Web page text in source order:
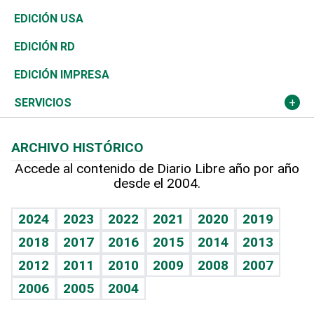
Reportajes
África
Ocenanía
Caribe
Resto del mundo
Vivienda
Telecom.
Global y variable
Economía personal
Buena Vida
Sociales
Novedades
Podcast Arte Libre
Hablando con el pediatra
Vida y familia
Eñe
Celebrando la vida
Sin complejos
Ciclismo
Tenis
Olimpismo
Más deportes
TBT Deportivo
En Directo
El Espía
Noticiero Poteleche
Columnistas
Más firmas
Tecnología
Historia
Martes de tecnología
Cambio climático
Economía
Revista
Deportes
Opinión
Hecho en casa
Guía del dinero
EDICIÓN USA
EDICIÓN RD
EDICIÓN IMPRESA
SERVICIOS
Cumpleaños
Horóscopos
Crucigramas
ARCHIVO HISTÓRICO
Accede al contenido de Diario Libre año por año
desde el 2004.
2024 2023 2022 2021 2020
2019
2018
2017 2016 2015 2014
2013
2012
2011 2010 2009 2008
2007
2006
2005 2004